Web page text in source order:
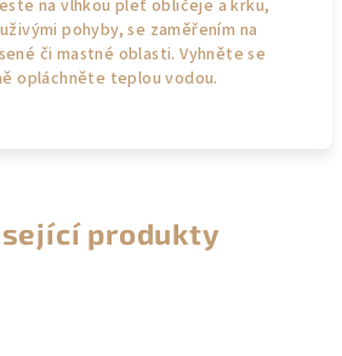
na vlhkou pleť obličeje a krku,
pohyby, se zaměřením na
či mastné oblasti. Vyhněte se
opláchněte teplou vodou.
produkty